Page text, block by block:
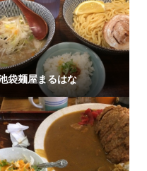
袋麺屋まるはな